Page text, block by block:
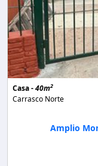
Casa -40m2
Carrasco Norte
Amplio